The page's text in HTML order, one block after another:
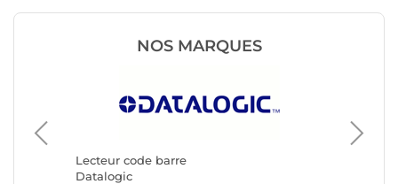
NOS MARQUES
Lecteur code barre
Datalogic